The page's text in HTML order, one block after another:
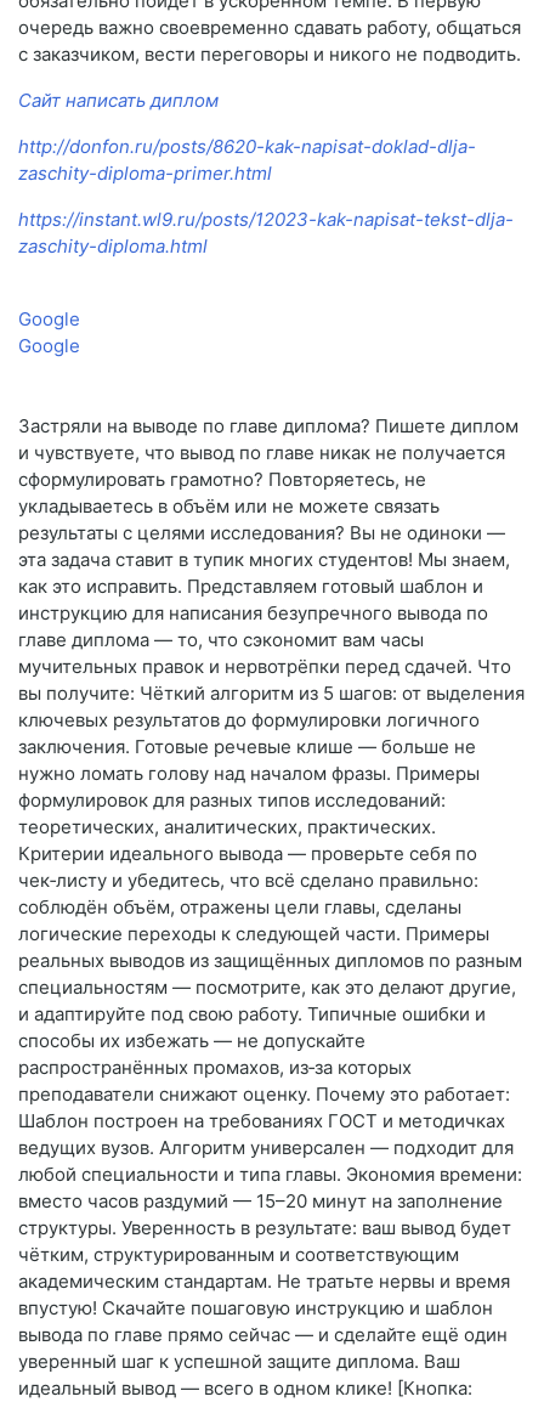
очередь важно своевременно сдавать работу, общаться
с заказчиком, вести переговоры и никого не подводить.
Сайт написать диплом
http://donfon.ru/posts/8620-kak-napisat-doklad-dlja-
zaschity-diploma-primer.html
https://instant.wl9.ru/posts/12023-kak-napisat-tekst-dlja-
zaschity-diploma.html
Google
Google
Застряли на выводе по главе диплома? Пишете диплом
и чувствуете, что вывод по главе никак не получается
сформулировать грамотно? Повторяетесь, не
укладываетесь в объём или не можете связать
результаты с целями исследования? Вы не одиноки —
эта задача ставит в тупик многих студентов! Мы знаем,
как это исправить. Представляем готовый шаблон и
инструкцию для написания безупречного вывода по
главе диплома — то, что сэкономит вам часы
мучительных правок и нервотрёпки перед сдачей. Что
вы получите: Чёткий алгоритм из 5 шагов: от выделения
ключевых результатов до формулировки логичного
заключения. Готовые речевые клише — больше не
нужно ломать голову над началом фразы. Примеры
формулировок для разных типов исследований:
теоретических, аналитических, практических.
Критерии идеального вывода — проверьте себя по
чек‑листу и убедитесь, что всё сделано правильно:
соблюдён объём, отражены цели главы, сделаны
логические переходы к следующей части. Примеры
реальных выводов из защищённых дипломов по разным
специальностям — посмотрите, как это делают другие,
и адаптируйте под свою работу. Типичные ошибки и
способы их избежать — не допускайте
распространённых промахов, из‑за которых
преподаватели снижают оценку. Почему это работает:
Шаблон построен на требованиях ГОСТ и методичках
ведущих вузов. Алгоритм универсален — подходит для
любой специальности и типа главы. Экономия времени:
вместо часов раздумий — 15–20 минут на заполнение
структуры. Уверенность в результате: ваш вывод будет
чётким, структурированным и соответствующим
академическим стандартам. Не тратьте нервы и время
впустую! Скачайте пошаговую инструкцию и шаблон
вывода по главе прямо сейчас — и сделайте ещё один
уверенный шаг к успешной защите диплома. Ваш
идеальный вывод — всего в одном клике! [Кнопка: